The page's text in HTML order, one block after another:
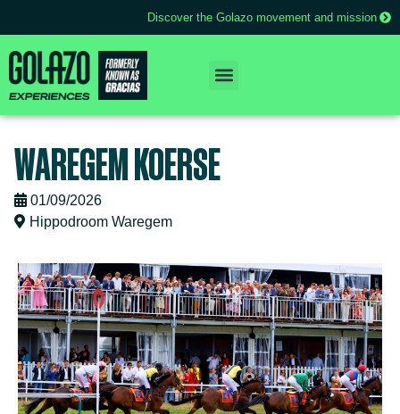
Discover the Golazo movement and mission
WAREGEM KOERSE
01/09/2026
Hippodroom Waregem